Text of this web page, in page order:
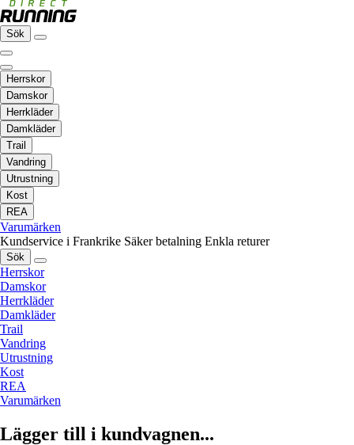
Sök
Herrskor
Damskor
Herrkläder
Damkläder
Trail
Vandring
Utrustning
Kost
REA
Varumärken
Kundservice i Frankrike Säker betalning Enkla returer
Sök
Herrskor
Damskor
Herrkläder
Damkläder
Trail
Vandring
Utrustning
Kost
REA
Varumärken
Lägger till i kundvagnen...